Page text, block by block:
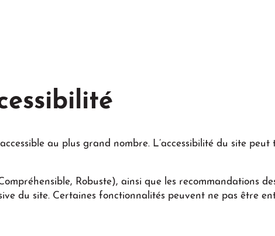
au plus grand nombre. L’accessibilité du site
Robuste), ainsi que les recommandations
du site. Certaines fonctionnalités peuvent ne pas être